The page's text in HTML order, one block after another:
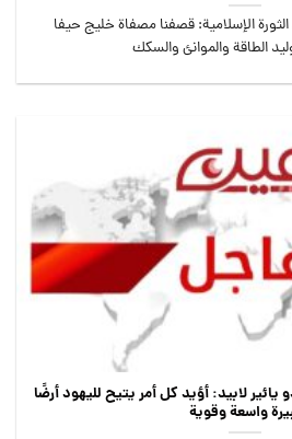
الإسلامية: قصفنا مصفاة خليج حيفا
الطاقة والموانئ والسكك
يائير لابيد: أؤيد كل أمر يتيح لليهود أرضًا
واسعة وقوية